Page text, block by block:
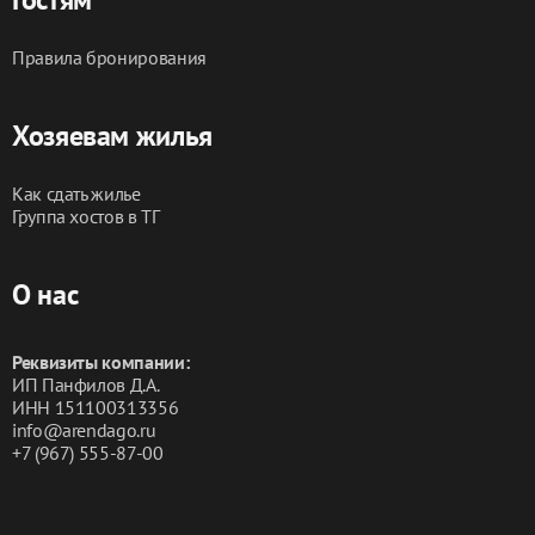
Правила бронирования
Хозяевам жилья
Как сдать жилье
Группа хостов в ТГ
О нас
Реквизиты компании:
ИП Панфилов Д.А.
ИНН 151100313356
info@arendago.ru
+7 (967) 555-87-00